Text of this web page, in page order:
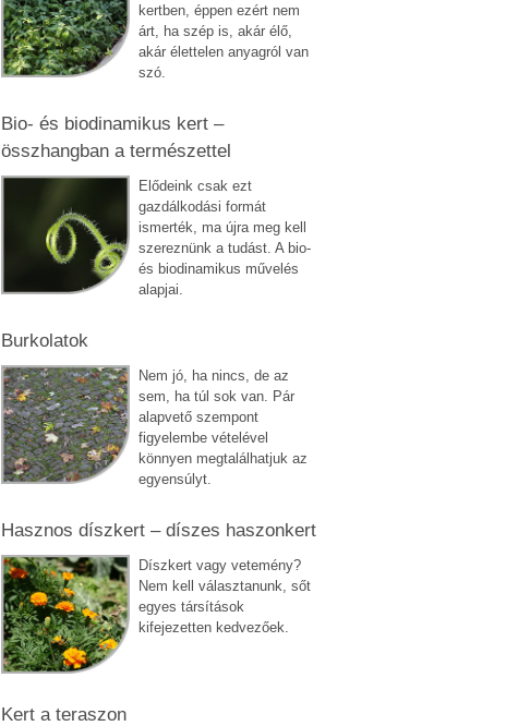
kertben, éppen ezért nem
árt, ha szép is, akár élő,
akár élettelen anyagról van
szó.
Bio- és biodinamikus kert –
összhangban a természettel
Elődeink csak ezt
gazdálkodási formát
ismerték, ma újra meg kell
szereznünk a tudást. A bio-
és biodinamikus művelés
alapjai.
Burkolatok
Nem jó, ha nincs, de az
sem, ha túl sok van. Pár
alapvető szempont
figyelembe vételével
könnyen megtalálhatjuk az
egyensúlyt.
Hasznos díszkert – díszes haszonkert
Díszkert vagy vetemény?
Nem kell választanunk, sőt
egyes társítások
kifejezetten kedvezőek.
Kert a teraszon